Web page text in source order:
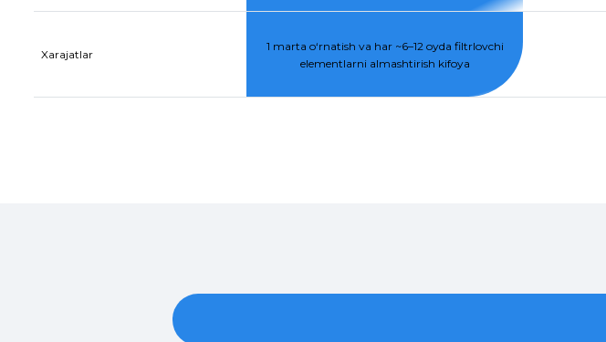
Xarajatlar
1 marta o‘rnatish va har ~6–12 oyda filtrlovchi
elementlarni almashtirish kifoya